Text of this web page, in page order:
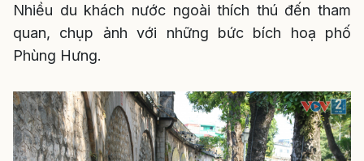
Nhiều du khách nước ngoài thích thú đến tham
quan, chụp ảnh với những bức bích hoạ phố
Phùng Hưng.